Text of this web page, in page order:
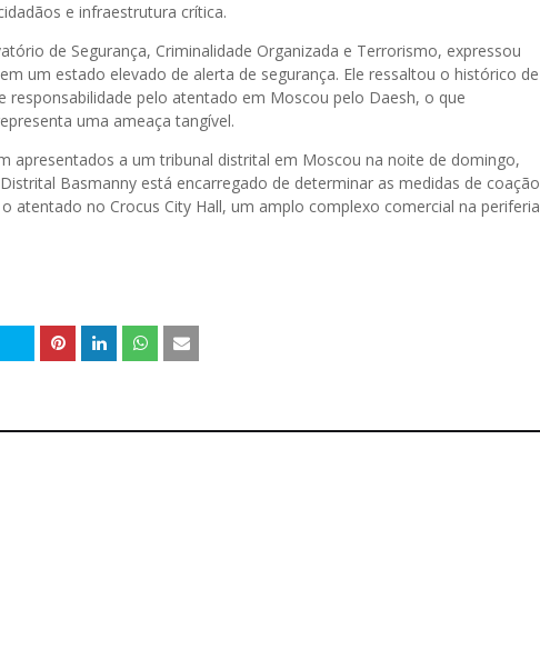
e infraestrutura crítica.
de Segurança, Criminalidade Organizada e Terrorismo, expressou
um estado elevado de alerta de segurança. Ele ressaltou o histórico de
responsabilidade pelo atentado em Moscou pelo Daesh, o que
uma ameaça tangível.
apresentados a um tribunal distrital em Moscou na noite de domingo,
Basmanny está encarregado de determinar as medidas de coação
atentado no Crocus City Hall, um amplo complexo comercial na periferia